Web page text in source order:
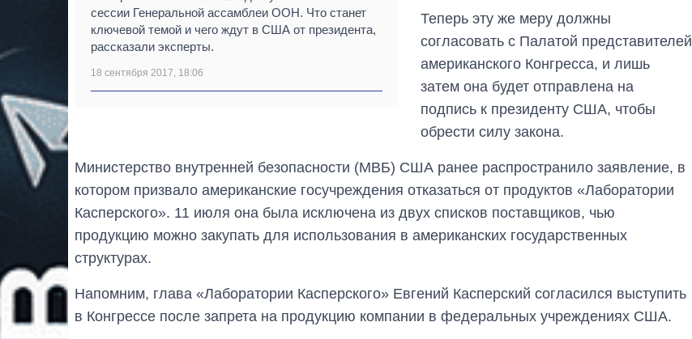
сессии Генеральной ассамблеи ООН. Что станет
ключевой темой и чего ждут в США от президента,
рассказали эксперты.
18 сентября 2017, 18:06
Теперь эту же меру должны
согласовать с Палатой представителей
американского Конгресса, и лишь
затем она будет отправлена на
подпись к президенту США, чтобы
обрести силу закона.
Министерство внутренней безопасности (МВБ) США ранее распространило заявление, в
котором призвало американские госучреждения отказаться от продуктов «Лаборатории
Касперского». 11 июля она была исключена из двух списков поставщиков, чью
продукцию можно закупать для использования в американских государственных
структурах.
Напомним, глава «Лаборатории Касперского» Евгений Касперский согласился выступить
в Конгрессе после запрета на продукцию компании в федеральных учреждениях США.